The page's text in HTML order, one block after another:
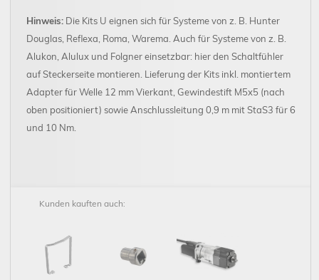
Hinweis: Die Kits U eignen sich für Systeme von z. B. Hunter
Douglas, Reflexa, Roma, Warema. Auch für Systeme von z. B.
Alukon, Alulux und Folgner einsetzbar: hier den Schaltfühler
auf Steckerseite montieren. Lieferung der Kits inkl. montiertem
Adapter für Welle 12 mm Vierkant, Gewindestift M5x5 (nach
oben positioniert) sowie Anschlussleitung 0,9 m mit StaS3 für 6
und 10 Nm.
Kunden kauften auch: